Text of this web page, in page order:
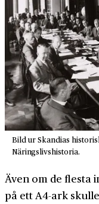
Bild ur Skandias
Näringslivshistoria.
Även om de flesta
på ett A4-ark